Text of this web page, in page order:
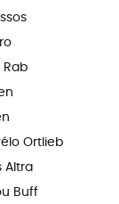
Rab
Ortlieb
Altra
Buff